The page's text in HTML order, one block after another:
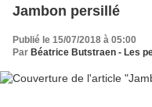
Jambon persillé
Publié le 15/07/2018 à 05:00
Par Béatrice Butstraen - Les